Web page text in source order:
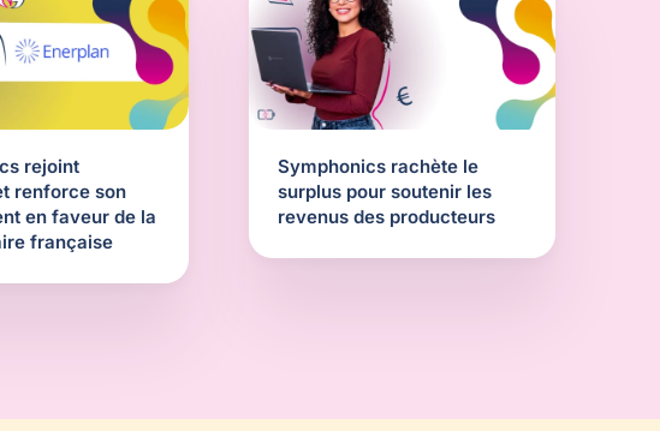
rejoint
renforce son
en faveur de la
française
Symphonics rachète le
surplus pour soutenir les
revenus des producteurs